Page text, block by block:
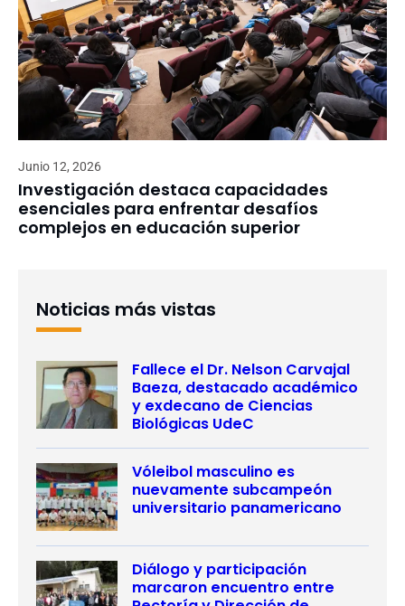
Junio 12, 2026
Investigación destaca capacidades
esenciales para enfrentar desafíos
complejos en educación superior
Noticias más vistas
Fallece el Dr. Nelson Carvajal
Baeza, destacado académico
y exdecano de Ciencias
Biológicas UdeC
Vóleibol masculino es
nuevamente subcampeón
universitario panamericano
Diálogo y participación
marcaron encuentro entre